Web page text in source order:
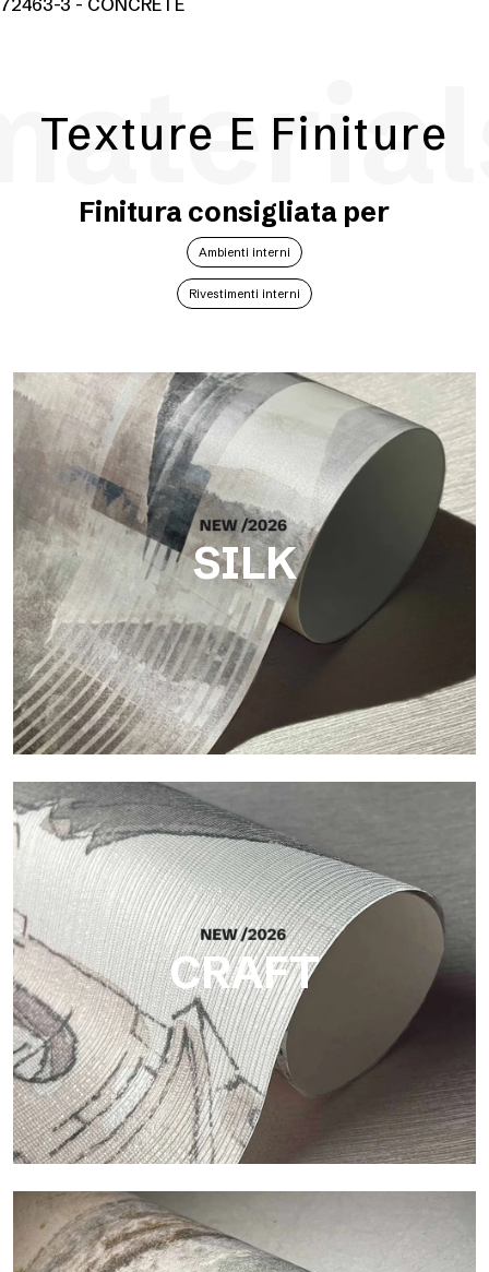
72463-3 - CONCRETE
Texture E Finiture
Finitura consigliata per
Ambienti interni
Rivestimenti interni
SILK
Silk
Finitura luminosa ed elegante, con sottile trama verticale che
riflette la luce e dona profondità alla superficie.
CRAFT
Craft